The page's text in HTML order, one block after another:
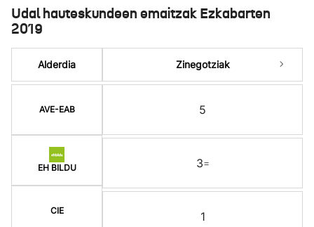
Udal hauteskundeen emaitzak Ezkabarten
2019
Alderdia
AVE-EAB
EH BILDU
CIE
Zinegotziak
5
3=
1